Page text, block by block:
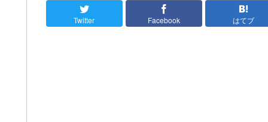
Twitter Facebook はてブ